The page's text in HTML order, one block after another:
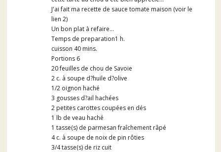
J'ai fait ma recette de sauce tomate maison (voir le
lien 2)
Un bon plat à refaire...
Temps de preparation1 h.
cuisson 40 mins.
Portions 6
20 feuilles de chou de Savoie
2 c. à soupe d?huile d?olive
1/2 oignon haché
3 gousses d?ail hachées
2 petites carottes coupées en dés
1 lb de veau haché
1 tasse(s) de parmesan fraîchement râpé
4 c. à soupe de noix de pin rôties
3/4 tasse(s) de riz cuit